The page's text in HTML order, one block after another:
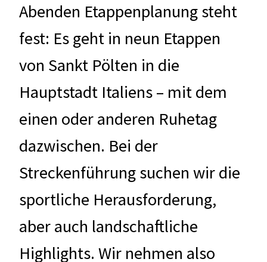
Abenden Etappenplanung steht
fest: Es geht in neun Etappen
von Sankt Pölten in die
Hauptstadt Italiens – mit dem
einen oder anderen Ruhetag
dazwischen. Bei der
Streckenführung suchen wir die
sportliche Herausforderung,
aber auch landschaftliche
Highlights. Wir nehmen also